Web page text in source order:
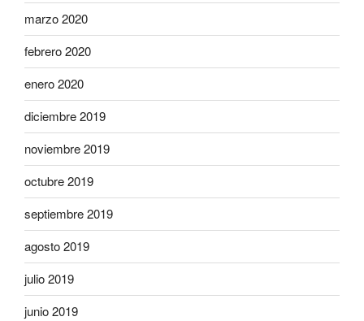
marzo 2020
febrero 2020
enero 2020
diciembre 2019
noviembre 2019
octubre 2019
septiembre 2019
agosto 2019
julio 2019
junio 2019